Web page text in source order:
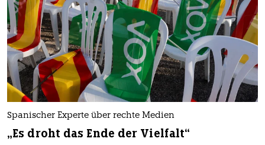
Spanischer Experte über rechte Medien
„Es droht das Ende der Vielfalt“